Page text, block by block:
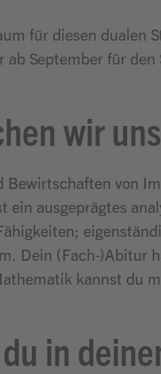
für diesen dualen
ab September für
wir
Bewirtschaften von
ein ausgeprägtes
Dein (Fach-)Abitur
kannst du
in